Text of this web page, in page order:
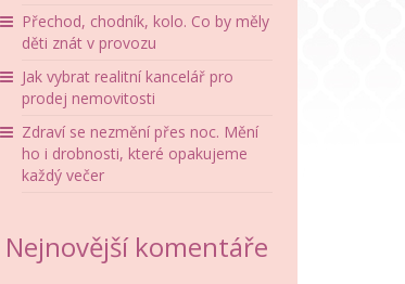
Přechod, chodník, kolo. Co by měly
děti znát v provozu
Jak vybrat realitní kancelář pro
prodej nemovitosti
Zdraví se nezmění přes noc. Mění
ho i drobnosti, které opakujeme
každý večer
Nejnovější komentáře